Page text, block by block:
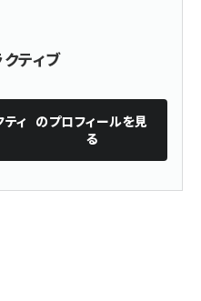
ティブ
ィ のプロフィールを見
る